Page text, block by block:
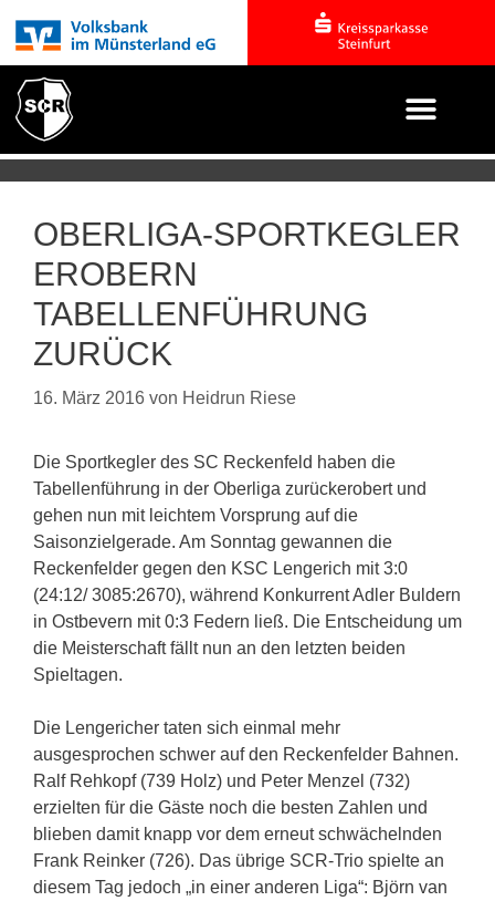
OBERLIGA-SPORTKEGLER
EROBERN
TABELLENFÜHRUNG
ZURÜCK
16. März 2016 von Heidrun Riese
Die Sportkegler des SC Reckenfeld haben die
Tabellenführung in der Oberliga zurückerobert und
gehen nun mit leichtem Vorsprung auf die
Saisonzielgerade. Am Sonntag gewannen die
Reckenfelder gegen den KSC Lengerich mit 3:0
(24:12/ 3085:2670), während Konkurrent Adler Buldern
in Ostbevern mit 0:3 Federn ließ. Die Entscheidung um
die Meisterschaft fällt nun an den letzten beiden
Spieltagen.
Die Lengericher taten sich einmal mehr
ausgesprochen schwer auf den Reckenfelder Bahnen.
Ralf Rehkopf (739 Holz) und Peter Menzel (732)
erzielten für die Gäste noch die besten Zahlen und
blieben damit knapp vor dem erneut schwächelnden
Frank Reinker (726). Das übrige SCR-Trio spielte an
diesem Tag jedoch „in einer anderen Liga“: Björn van